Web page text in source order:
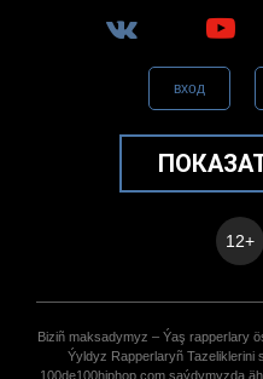
вход
12+
Biziñ maksadymyz – Ýaş rapperlary
Ýyldyz Rapperlaryñ Tazeliklerini
100de100hiphop.com saýdymyzda